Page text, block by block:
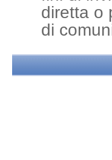
diretta o
di